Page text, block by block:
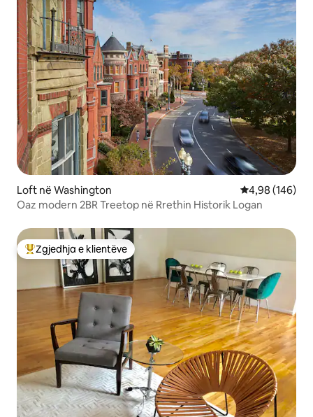
Loft në Washington Vlerësimi
4,98 (146)
Oaz modern 2BR Treetop në Rrethin Historik Logan
Më të mirat e zgjedhjeve të klientëve
Zgjedhja e klientëve